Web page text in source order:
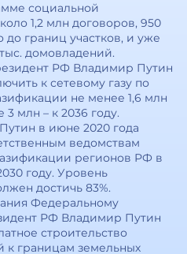
социальной
1,2 млн договоров, 950
до границ участков, и уже
домовладений.
РФ Владимир Путин
к сетевому газу по
не менее 1,6 млн
млн – к 2036 году.
в июне 2020 года
ведомствам
регионов РФ в
году. Уровень
достичь 83%.
Федеральному
РФ Владимир Путин
строительство
к границам земельных